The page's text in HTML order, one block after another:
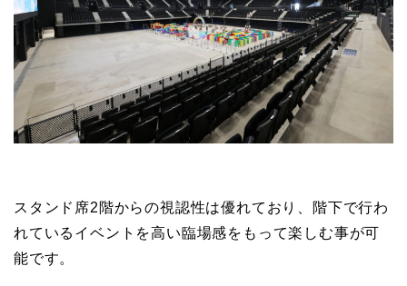
スタンド席2階からの視認性は優れており、階下で行わ
れているイベントを高い臨場感をもって楽しむ事が可
能です。